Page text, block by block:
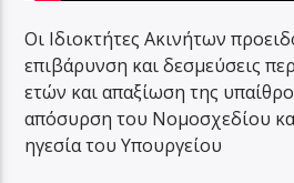
Οι Ιδιοκτήτες Ακινήτων
επιβάρυνση και δεσμεύσεις
ετών και απαξίωση της
απόσυρση του Νομοσχεδίου
ηγεσία του Υπουργείου